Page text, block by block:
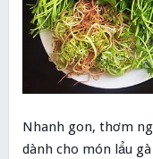
Nhanh gon, thơm
dành cho món lẩu